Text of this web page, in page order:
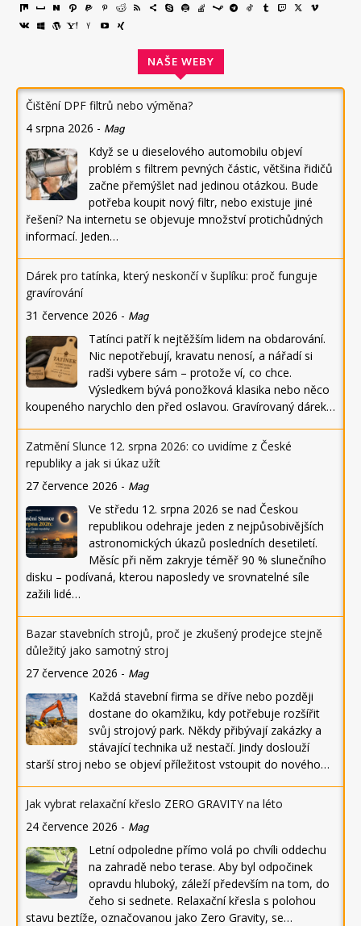
NAŠE WEBY
Čištění DPF filtrů nebo výměna?
4 srpna 2026 - Mag
Když se u dieselového automobilu objeví
problém s filtrem pevných částic, většina řidičů
začne přemýšlet nad jedinou otázkou. Bude
potřeba koupit nový filtr, nebo existuje jiné
řešení? Na internetu se objevuje množství protichůdných
informací. Jeden…
Dárek pro tatínka, který neskončí v šuplíku: proč funguje
gravírování
31 července 2026 - Mag
Tatínci patří k nejtěžším lidem na obdarování.
Nic nepotřebují, kravatu nenosí, a nářadí si
radši vybere sám – protože ví, co chce.
Výsledkem bývá ponožková klasika nebo něco
koupeného narychlo den před oslavou. Gravírovaný dárek…
Zatmění Slunce 12. srpna 2026: co uvidíme z České
republiky a jak si úkaz užít
27 července 2026 - Mag
Ve středu 12. srpna 2026 se nad Českou
republikou odehraje jeden z nejpůsobivějších
astronomických úkazů posledních desetiletí.
Měsíc při něm zakryje téměř 90 % slunečního
disku – podívaná, kterou naposledy ve srovnatelné síle
zažili lidé…
Bazar stavebních strojů, proč je zkušený prodejce stejně
důležitý jako samotný stroj
27 července 2026 - Mag
Každá stavební firma se dříve nebo později
dostane do okamžiku, kdy potřebuje rozšířit
svůj strojový park. Někdy přibývají zakázky a
stávající technika už nestačí. Jindy doslouží
starší stroj nebo se objeví příležitost vstoupit do nového…
Jak vybrat relaxační křeslo ZERO GRAVITY na léto
24 července 2026 - Mag
Letní odpoledne přímo volá po chvíli oddechu
na zahradě nebo terase. Aby byl odpočinek
opravdu hluboký, záleží především na tom, do
čeho si sednete. Relaxační křesla s polohou
stavu beztíže, označovanou jako Zero Gravity, se…